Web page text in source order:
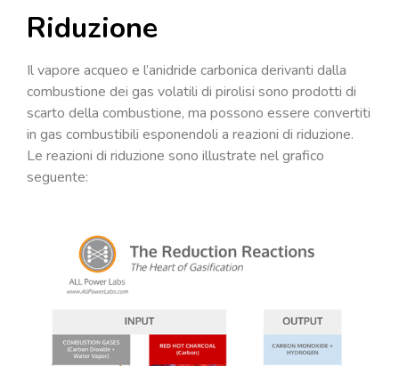
Riduzione
Il vapore acqueo e l’anidride carbonica derivanti dalla
combustione dei gas volatili di pirolisi sono prodotti di
scarto della combustione, ma possono essere convertiti
in gas combustibili esponendoli a reazioni di riduzione.
Le reazioni di riduzione sono illustrate nel grafico
seguente: